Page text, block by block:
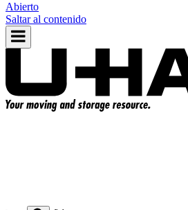
Abierto
Saltar al contenido